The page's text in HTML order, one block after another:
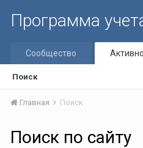
Программа
Сообщество
Поиск
Главная Поиск
Поиск по сайту